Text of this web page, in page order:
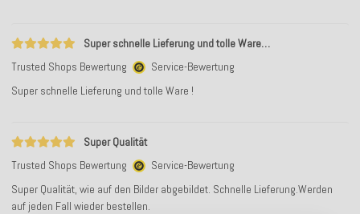
Super schnelle Lieferung und tolle Ware…
Trusted Shops Bewertung
Service-Bewertung
Super schnelle Lieferung und tolle Ware !
Super Qualität
Trusted Shops Bewertung
Service-Bewertung
Super Qualität, wie auf den Bilder abgebildet. Schnelle Lieferung.Werden
auf jeden Fall wieder bestellen.